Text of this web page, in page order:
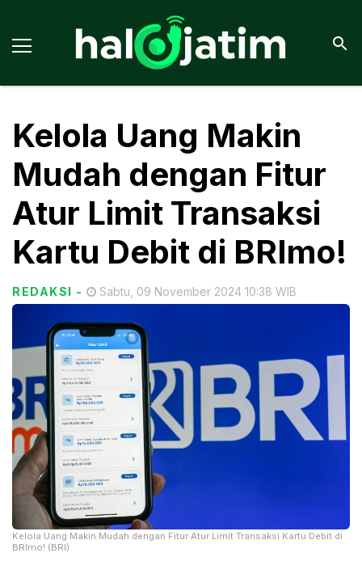
Kelola Uang Makin
Mudah dengan Fitur
Atur Limit Transaksi
Kartu Debit di BRImo!
REDAKSI - Sabtu, 09 November 2024 10:38 WIB
Kelola Uang Makin Mudah dengan Fitur Atur Limit Transaksi Kartu Debit di
BRImo! (BRI)